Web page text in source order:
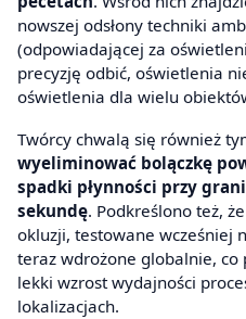
nowszej odsłony techniki
(odpowiadającej za
precyzję odbić, oświetlenia
oświetlenia dla wielu
Twórcy chwalą się również
wyeliminować bolączkę
spadki płynności przy
sekundę. Podkreślono też,
okluzji, testowane wcześniej
teraz wdrożone globalnie, co
lekki wzrost wydajności
lokalizacjach.